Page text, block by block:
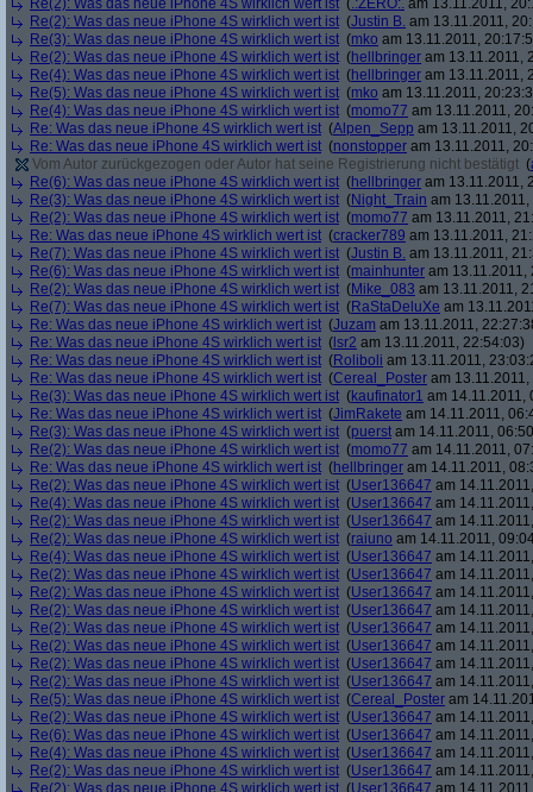
Re(2): Was das neue iPhone 4S wirklich wert ist (.:ZERO:. am 13.11.2011,
Re(2): Was das neue iPhone 4S wirklich wert ist (Justin B. am 13.11.2011,
Re(3): Was das neue iPhone 4S wirklich wert ist (mko am 13.11.2011,
Re(2): Was das neue iPhone 4S wirklich wert ist (hellbringer am 13.11.2011,
Re(4): Was das neue iPhone 4S wirklich wert ist (hellbringer am 13.11.2011,
Re(5): Was das neue iPhone 4S wirklich wert ist (mko am 13.11.2011,
Re(4): Was das neue iPhone 4S wirklich wert ist (momo77 am 13.11.2011,
Re: Was das neue iPhone 4S wirklich wert ist (Alpen_Sepp am 13.11.2011,
Re: Was das neue iPhone 4S wirklich wert ist (nonstopper am 13.11.2011,
Vom Autor zurückgezogen oder Autor hat seine Registrierung nicht bestätigt (
Re(6): Was das neue iPhone 4S wirklich wert ist (hellbringer am 13.11.2011,
Re(3): Was das neue iPhone 4S wirklich wert ist (Night_Train am
Re(2): Was das neue iPhone 4S wirklich wert ist (momo77 am 13.11.2011,
Re: Was das neue iPhone 4S wirklich wert ist (cracker789 am 13.11.2011,
Re(7): Was das neue iPhone 4S wirklich wert ist (Justin B. am 13.11.2011,
Re(6): Was das neue iPhone 4S wirklich wert ist (mainhunter am 13.11.2011,
Re(2): Was das neue iPhone 4S wirklich wert ist (Mike_083 am 13.11.2011,
Re(7): Was das neue iPhone 4S wirklich wert ist (RaStaDeluXe am
Re: Was das neue iPhone 4S wirklich wert ist (Juzam am 13.11.2011,
Re: Was das neue iPhone 4S wirklich wert ist ( lsr2 am 13.11.2011, 22:54:03)
Re: Was das neue iPhone 4S wirklich wert ist (Roliboli am 13.11.2011,
Re: Was das neue iPhone 4S wirklich wert ist (Cereal_Poster am
Re(3): Was das neue iPhone 4S wirklich wert ist (kaufinator1 am 14.11.2011,
Re: Was das neue iPhone 4S wirklich wert ist (JimRakete am 14.11.2011,
Re(3): Was das neue iPhone 4S wirklich wert ist (puerst am 14.11.2011,
Re(2): Was das neue iPhone 4S wirklich wert ist (momo77 am 14.11.2011,
Re: Was das neue iPhone 4S wirklich wert ist (hellbringer am 14.11.2011,
Re(2): Was das neue iPhone 4S wirklich wert ist (User136647 am
Re(4): Was das neue iPhone 4S wirklich wert ist (User136647 am
Re(2): Was das neue iPhone 4S wirklich wert ist (User136647 am
Re(2): Was das neue iPhone 4S wirklich wert ist (raiuno am 14.11.2011,
Re(4): Was das neue iPhone 4S wirklich wert ist (User136647 am
Re(2): Was das neue iPhone 4S wirklich wert ist (User136647 am
Re(2): Was das neue iPhone 4S wirklich wert ist (User136647 am
Re(2): Was das neue iPhone 4S wirklich wert ist (User136647 am
Re(2): Was das neue iPhone 4S wirklich wert ist (User136647 am
Re(2): Was das neue iPhone 4S wirklich wert ist (User136647 am
Re(2): Was das neue iPhone 4S wirklich wert ist (User136647 am
Re(2): Was das neue iPhone 4S wirklich wert ist (User136647 am
Re(5): Was das neue iPhone 4S wirklich wert ist (Cereal_Poster am
Re(2): Was das neue iPhone 4S wirklich wert ist (User136647 am
Re(6): Was das neue iPhone 4S wirklich wert ist (User136647 am
Re(4): Was das neue iPhone 4S wirklich wert ist (User136647 am
Re(2): Was das neue iPhone 4S wirklich wert ist (User136647 am
Re(2): Was das neue iPhone 4S wirklich wert ist (User136647 am